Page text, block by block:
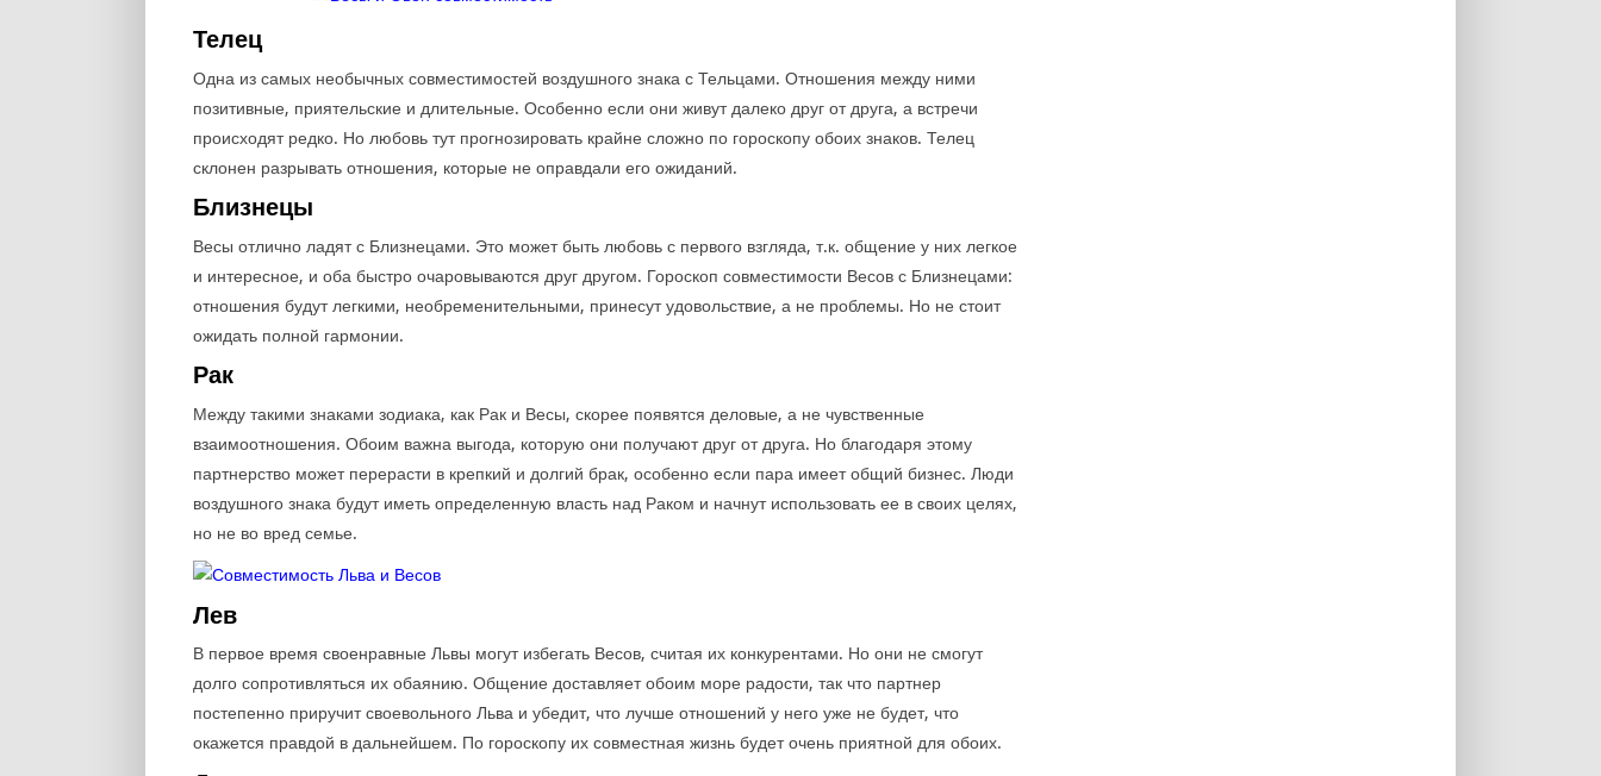
Телец
Одна из самых необычных совместимостей воздушного знака с Тельцами. Отношения между ними
позитивные, приятельские и длительные. Особенно если они живут далеко друг от друга, а встречи
происходят редко. Но любовь тут прогнозировать крайне сложно по гороскопу обоих знаков. Телец
склонен разрывать отношения, которые не оправдали его ожиданий.
Близнецы
Весы отлично ладят с Близнецами. Это может быть любовь с первого взгляда, т.к. общение у них легкое
и интересное, и оба быстро очаровываются друг другом. Гороскоп совместимости Весов с Близнецами:
отношения будут легкими, необременительными, принесут удовольствие, а не проблемы. Но не стоит
ожидать полной гармонии.
Рак
Между такими знаками зодиака, как Рак и Весы, скорее появятся деловые, а не чувственные
взаимоотношения. Обоим важна выгода, которую они получают друг от друга. Но благодаря этому
партнерство может перерасти в крепкий и долгий брак, особенно если пара имеет общий бизнес. Люди
воздушного знака будут иметь определенную власть над Раком и начнут использовать ее в своих целях,
но не во вред семье.
Лев
В первое время своенравные Львы могут избегать Весов, считая их конкурентами. Но они не смогут
долго сопротивляться их обаянию. Общение доставляет обоим море радости, так что партнер
постепенно приручит своевольного Льва и убедит, что лучше отношений у него уже не будет, что
окажется правдой в дальнейшем. По гороскопу их совместная жизнь будет очень приятной для обоих.